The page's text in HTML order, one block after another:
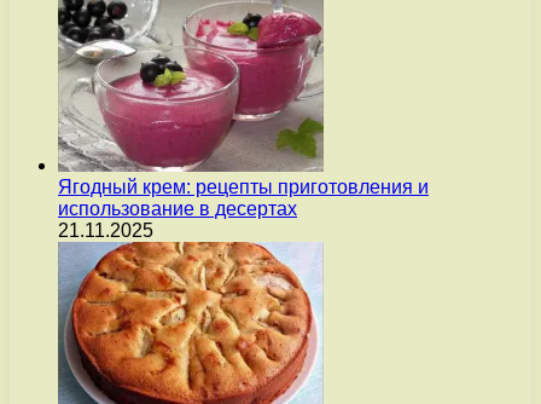
Ягодный крем: рецепты приготовления и
использование в десертах
21.11.2025